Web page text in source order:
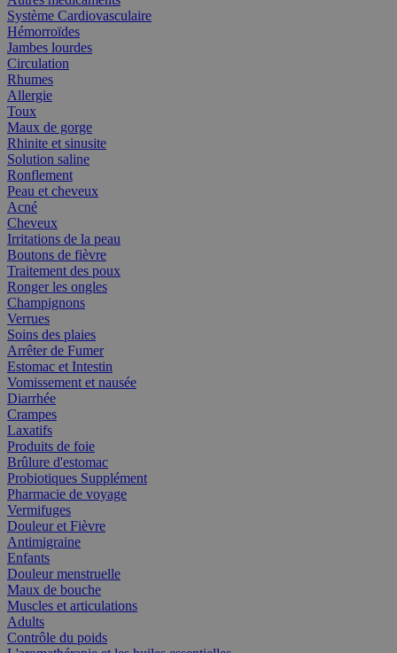
Système Cardiovasculaire
Hémorroïdes
Jambes lourdes
Circulation
Rhumes
Allergie
Toux
Maux de gorge
Rhinite et sinusite
Solution saline
Ronflement
Peau et cheveux
Acné
Cheveux
Irritations de la peau
Boutons de fièvre
Traitement des poux
Ronger les ongles
Champignons
Verrues
Soins des plaies
Arrêter de Fumer
Estomac et Intestin
Vomissement et nausée
Diarrhée
Crampes
Laxatifs
Produits de foie
Brûlure d'estomac
Probiotiques Supplément
Pharmacie de voyage
Vermifuges
Douleur et Fièvre
Antimigraine
Enfants
Douleur menstruelle
Maux de bouche
Muscles et articulations
Adults
Contrôle du poids